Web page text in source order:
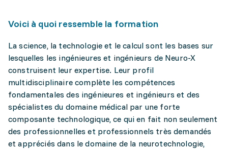
Voici à quoi ressemble la formation
La science, la technologie et le calcul sont les bases sur
lesquelles les ingénieures et ingénieurs de Neuro-X
construisent leur expertise. Leur profil
multidisciplinaire complète les compétences
fondamentales des ingénieures et ingénieurs et des
spécialistes du domaine médical par une forte
composante technologique, ce qui en fait non seulement
des professionnelles et professionnels très demandés
et appréciés dans le domaine de la neurotechnologie,